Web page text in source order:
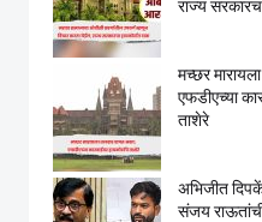
राज्य
मच्छर
एफडीएच्या
ताशेरे
अभिजीत
संजय